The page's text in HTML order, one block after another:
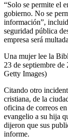
“Solo se permite el
gobierno. No se
información”,
seguridad pública
empresa será
Una mujer lee la
23 de septiembre
Getty Images)
Citando otro
cristiana, de la
oficina de correos
evangelio a su hija
dijeron que sus
informe.